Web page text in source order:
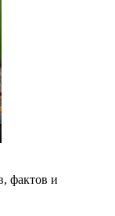
фактов и